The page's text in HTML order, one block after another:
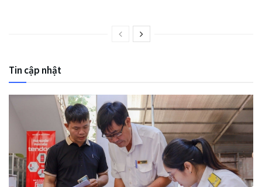
Tin cập nhật